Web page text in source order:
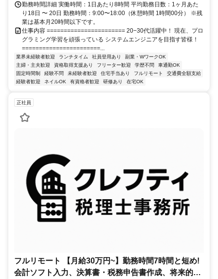
勤務時間詳細 実働時間：1日あたり8時間 平均勤務日数：1ヶ月あた
り18日 〜 20日 勤務時間：9:00〜18:00（休憩時間 1時間00分） ※残
業は基本月20時間以下です。
仕事内容 ======================= 20−30代活躍中！ 現在、プロ
グラミング学習を頑張っている システムエンジニアを目指す皆様！
=======================...
業界未経験者歓迎 ランチタイム 社員登用あり
副業・WワークOK
主婦・主夫歓迎
資格取得支援あり フリーター歓迎 学歴不問
車通勤OK
固定時間制
経験不問 未経験者歓迎 住宅手当あり フルリモート
交通費全額支給
経験者歓迎
ネイルOK 有資格者歓迎 研修あり 在宅OK
正社員
フルリモート 【月給30万円~】勤務時間7時間と短め!
会計ソフト入力、決算書・税務申告書作成、将来的に